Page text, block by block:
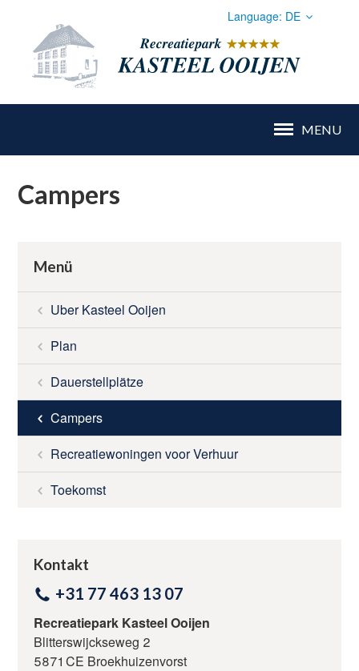
Language: DE
Nederlands
MENU
CAMPING
AUSSTATTUNG
UMGEBUNG
NACHRICHTEN
KONTAKT
Kontaktieren Sie uns
Campers
Menü
Uber Kasteel Ooijen
Plan
Dauerstellplätze
Campers
Recreatiewoningen voor Verhuur
Toekomst
Kontakt
+31 77 463 13 07
Recreatiepark Kasteel Ooijen
Blitterswijckseweg 2
5871 CE Broekhuizenvorst